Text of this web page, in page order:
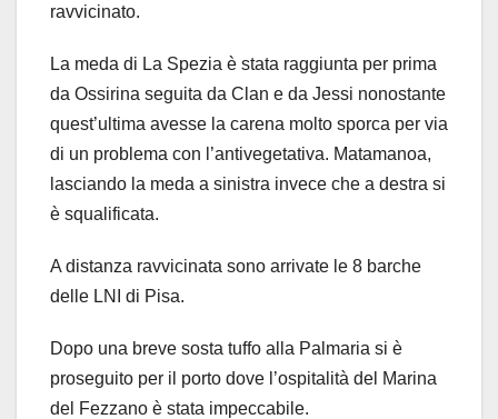
ravvicinato.
La meda di La Spezia è stata raggiunta per prima
da Ossirina seguita da Clan e da Jessi nonostante
quest’ultima avesse la carena molto sporca per via
di un problema con l’antivegetativa. Matamanoa,
lasciando la meda a sinistra invece che a destra si
è squalificata.
A distanza ravvicinata sono arrivate le 8 barche
delle LNI di Pisa.
Dopo una breve sosta tuffo alla Palmaria si è
proseguito per il porto dove l’ospitalità del Marina
del Fezzano è stata impeccabile.